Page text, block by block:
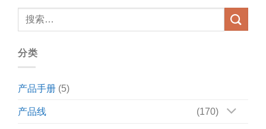
分类
产品手册 (5)
产品线 (170)